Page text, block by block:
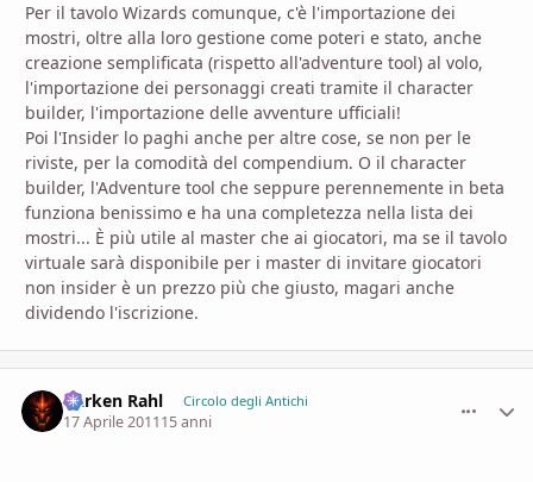
Per il tavolo Wizards comunque, c'è l'importazione dei
mostri, oltre alla loro gestione come poteri e stato, anche
creazione semplificata (rispetto all'adventure tool) al volo,
l'importazione dei personaggi creati tramite il character
builder, l'importazione delle avventure ufficiali!
Poi l'Insider lo paghi anche per altre cose, se non per le
riviste, per la comodità del compendium. O il character
builder, l'Adventure tool che seppure perennemente in beta
funziona benissimo e ha una completezza nella lista dei
mostri... È più utile al master che ai giocatori, ma se il tavolo
virtuale sarà disponibile per i master di invitare giocatori
non insider è un prezzo più che giusto, magari anche
dividendo l'iscrizione.
Darken Rahl Circolo degli Antichi
17 Aprile 201115 anni